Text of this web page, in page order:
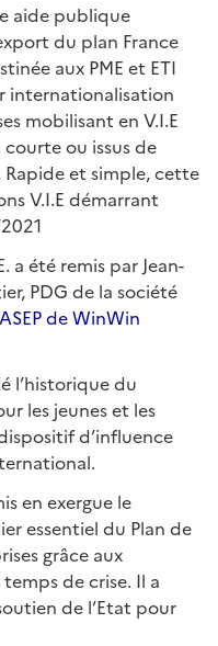
aide publique
du plan France
aux PME et ETI
internationalisation
mobilisant en V.I.E
ou issus de
et simple, cette
V.I.E démarrant
a été remis par Jean-
PDG de la société
de WinWin
l’historique du
les jeunes et les
d’influence
en exergue le
essentiel du Plan de
grâce aux
de crise. Il a
de l’Etat pour